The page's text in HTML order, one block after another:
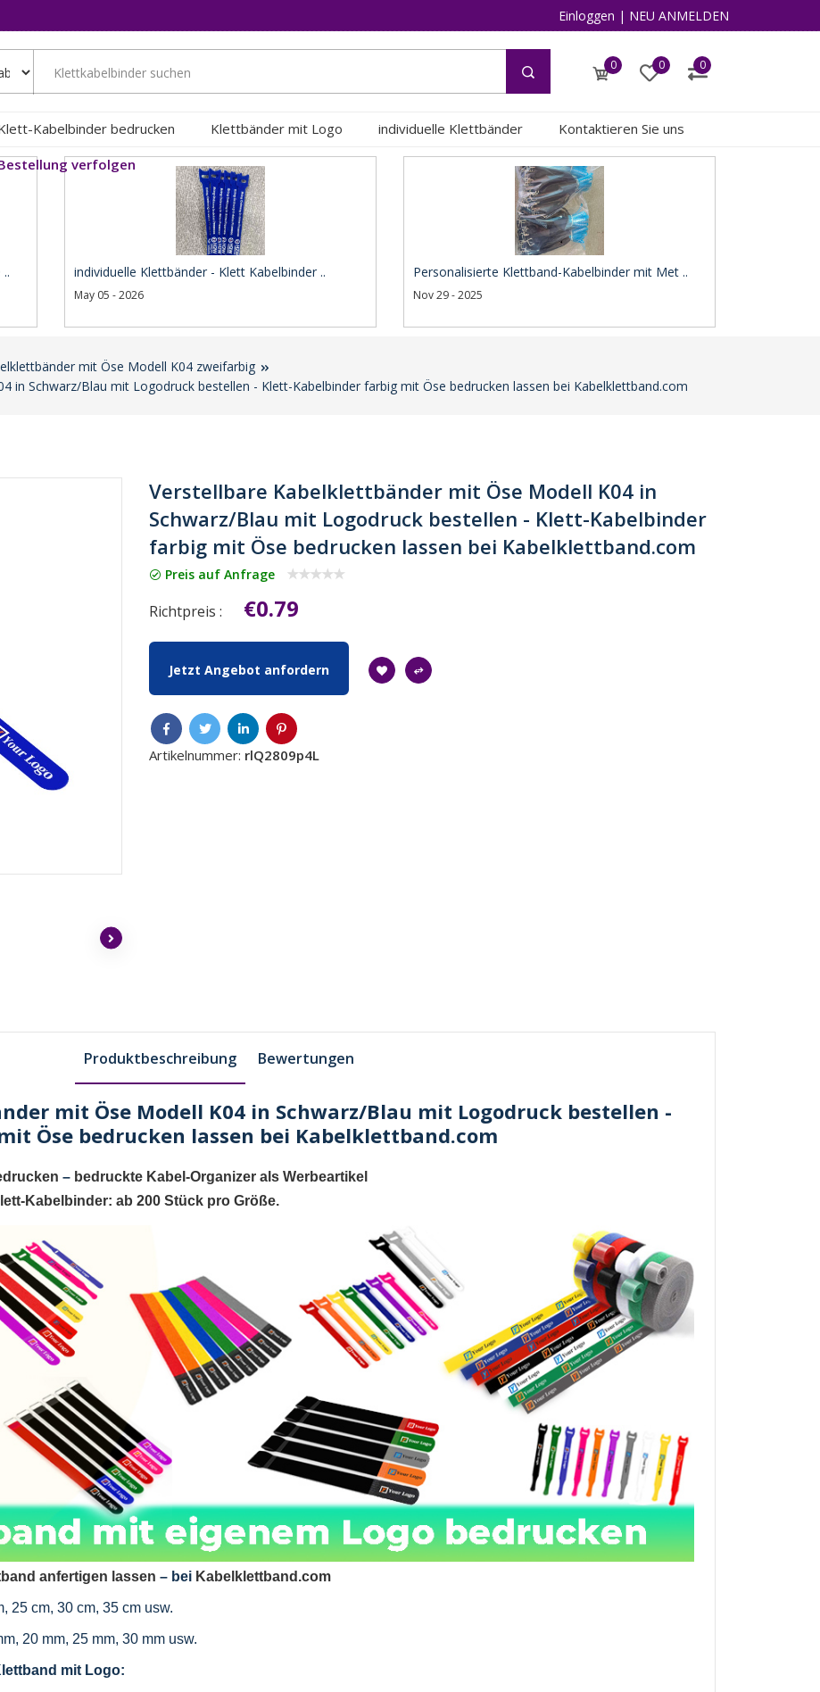
Einloggen | NEU ANMELDEN
0 0 0
Kabelbinder bedrucken Klettbänder mit Logo individuelle Klettbänder
Kontaktieren Sie uns
verfolgen
individuelle Klettbänder - Klett Kabelbinder ..
May 05 - 2026
Personalisierte Klettband-Kabelbinder mit Met ..
Nov 29 - 2025
mit Öse Modell K04 zweifarbig
in Schwarz/Blau mit Logodruck bestellen - Klett-Kabelbinder farbig mit Öse bedrucken lassen bei Kabelklettband.com
Verstellbare Kabelklettbänder mit Öse Modell K04 in
Schwarz/Blau mit Logodruck bestellen - Klett-Kabelbinder
farbig mit Öse bedrucken lassen bei Kabelklettband.com
Preis auf Anfrage
Richtpreis : €0.79
Jetzt Angebot anfordern
Artikelnummer: rlQ2809p4L
Produktbeschreibung Bewertungen
mit Öse Modell K04 in Schwarz/Blau mit Logodruck bestellen -
Öse bedrucken lassen bei Kabelklettband.com
– bedruckte Kabel-Organizer als Werbeartikel
Kabelbinder: ab 200 Stück pro Größe.
anfertigen lassen – bei Kabelklettband.com
25 cm, 30 cm, 35 cm usw.
20 mm, 25 mm, 30 mm usw.
mit Logo: